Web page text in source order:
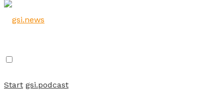
Start gsi.podcast